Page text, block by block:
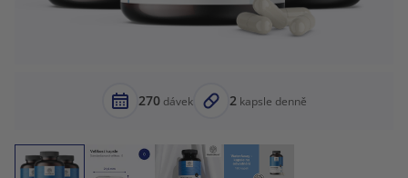
270dávek 2kapsle denně